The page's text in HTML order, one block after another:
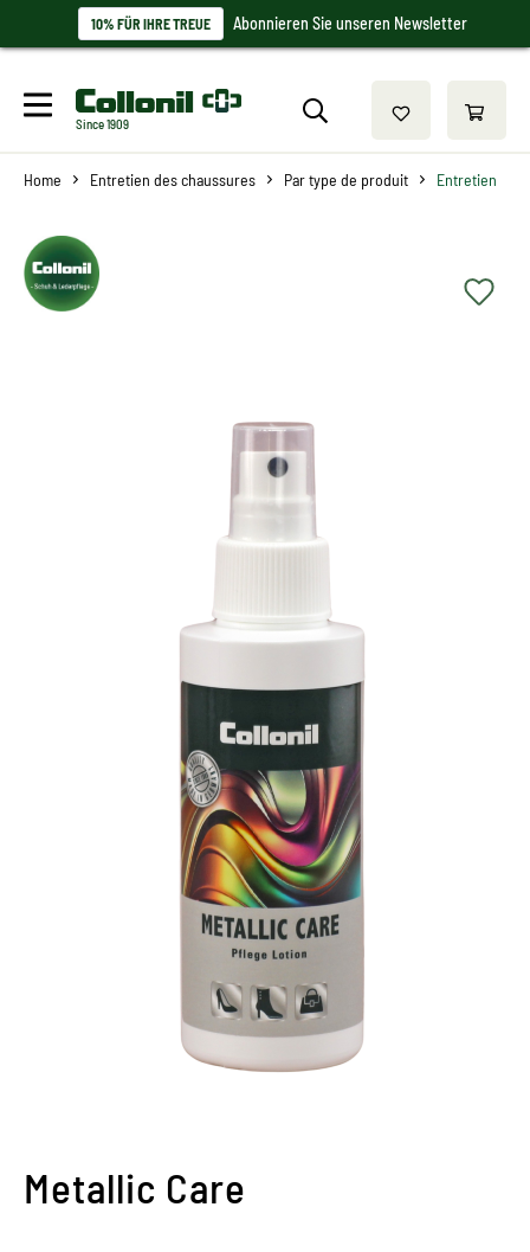
10% FÜR IHRE TREUE Abonnieren Sie unseren Newsletter
Since 1909
Home Entretien des chaussures Par type de produit Entretien
Metallic Care